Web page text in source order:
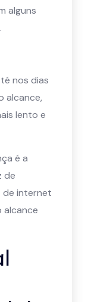
alguns
nos dias
alcance,
lento e
é a
de
internet
alcance